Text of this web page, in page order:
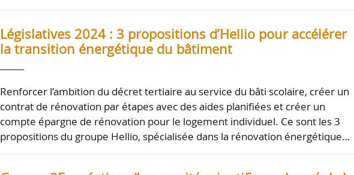
Législatives 2024 : 3 propositions d’Hellio pour accélérer
la transition énergétique du bâtiment
Renforcer l’ambition du décret tertiaire au service du bâti scolaire, créer un
contrat de rénovation par étapes avec des aides planifiées et créer un
compte épargne de rénovation pour le logement individuel. Ce sont les 3
propositions du groupe Hellio, spécialisée dans la rénovation énergétique…